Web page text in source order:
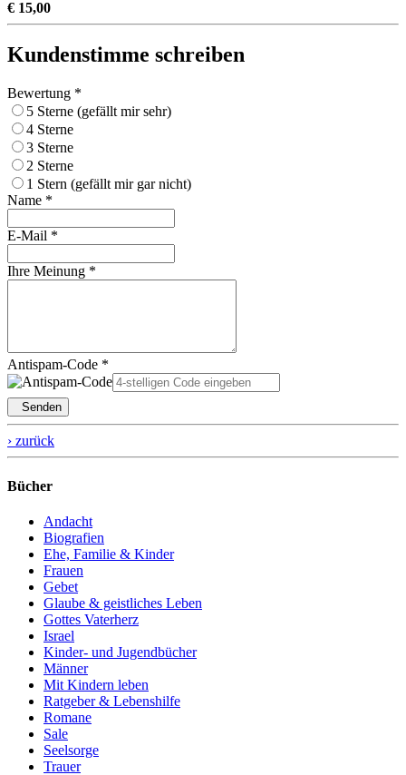
€ 15,00
Kundenstimme schreiben
Bewertung *
5 Sterne (gefällt mir sehr)
4 Sterne
3 Sterne
2 Sterne
1 Stern (gefällt mir gar nicht)
Name *
E-Mail *
Ihre Meinung *
Antispam-Code *
Senden
› zurück
Bücher
Andacht
Biografien
Ehe, Familie & Kinder
Frauen
Gebet
Glaube & geistliches Leben
Gottes Vaterherz
Israel
Kinder- und Jugendbücher
Männer
Mit Kindern leben
Ratgeber & Lebenshilfe
Romane
Sale
Seelsorge
Trauer